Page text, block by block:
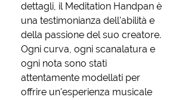
dettagli, il Meditation Handpan è
una testimonianza dell'abilità e
della passione del suo creatore.
Ogni curva, ogni scanalatura e
ogni nota sono stati
attentamente modellati per
offrire un'esperienza musicale